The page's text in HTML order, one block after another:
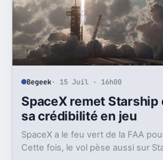
Begeek· 15 Juil · 16h00
SpaceX remet Starship
sa crédibilité en jeu
SpaceX a le feu vert de la FAA
Cette fois, le vol pèse aussi sur